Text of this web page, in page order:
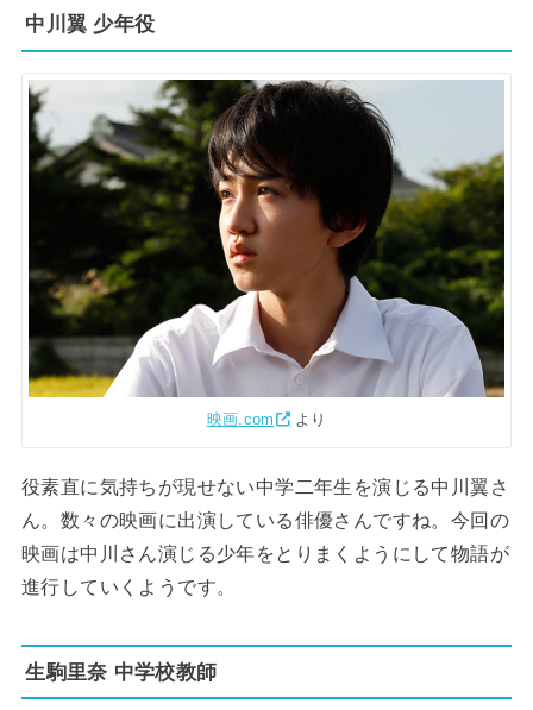
中川翼 少年役
映画.com より
役素直に気持ちが現せない中学二年生を演じる中川翼さ
ん。数々の映画に出演している俳優さんですね。今回の
映画は中川さん演じる少年をとりまくようにして物語が
進行していくようです。
生駒里奈 中学校教師